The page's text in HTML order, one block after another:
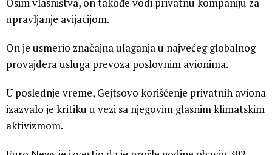
upravljanje avijacijom.
On je usmerio značajna ulaganja u najvećeg globalnog
provajdera usluga prevoza poslovnim avionima.
U poslednje vreme, Gejtsovo korišćenje privatnih aviona
izazvalo je kritiku u vezi sa njegovim glasnim klimatskim
aktivizmom.